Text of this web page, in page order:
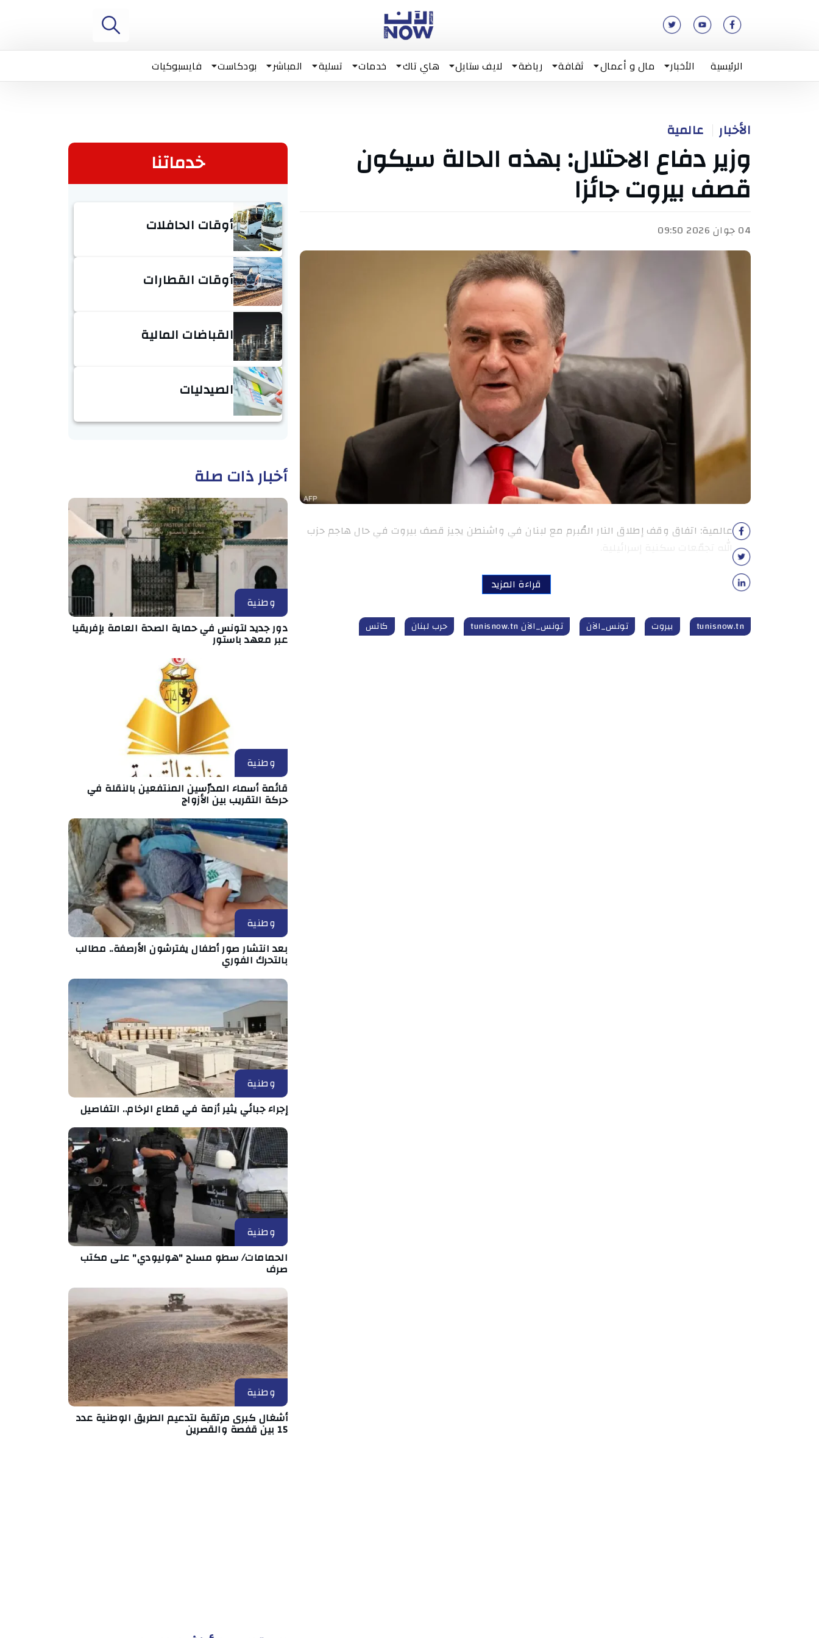
الرئيسية الأخبار مال و أعمال ثقافة رياضة لايف ستايل هاي تاك خدمات تسلية المباشر بودكاست فايسبوكيات
الأخبار عالمية
وزير دفاع الاحتلال: بهذه الحالة سيكون
قصف بيروت جائزا
04 جوان 2026 09:50
عالمية: اتفاق وقف إطلاق النار المُبرم مع لبنان في واشنطن يجيز قصف بيروت في حال هاجم حزب
قراءة المزيد
tunisnow.tn بيروت تونس_الآن تونس_الآن tunisnow.tn حرب لبنان كاتس
خدماتنا
أوقات الحافلات
أوقات القطارات
القباضات المالية
الصيدليات
أخبار ذات صلة
وطنية
دور جديد لتونس في حماية الصحة العامة بإفريقيا
عبر معهد باستور
وطنية
قائمة أسماء المدرّسين المنتفعين بالنقلة في
حركة التقريب بين الأزواج
وطنية
بعد انتشار صور أطفال يفترشون الأرصفة.. مطالب
بالتحرك الفوري
وطنية
إجراء جبائي يثير أزمة في قطاع الرخام.. التفاصيل
وطنية
الحمامات/ سطو مسلح "هوليودي" على مكتب
صرف
وطنية
أشغال كبرى مرتقبة لتدعيم الطريق الوطنية عدد
15 بين قفصة والقصرين